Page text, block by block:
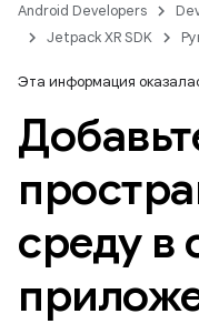
Android Developers
Jetpack XR SDK
Эта информация
среду в